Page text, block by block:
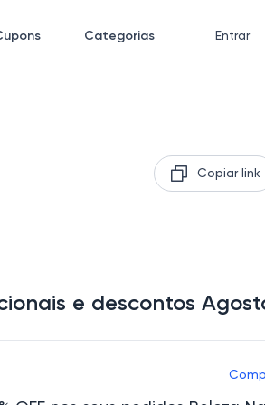
Categorias Entrar
Copiar link
e descontos